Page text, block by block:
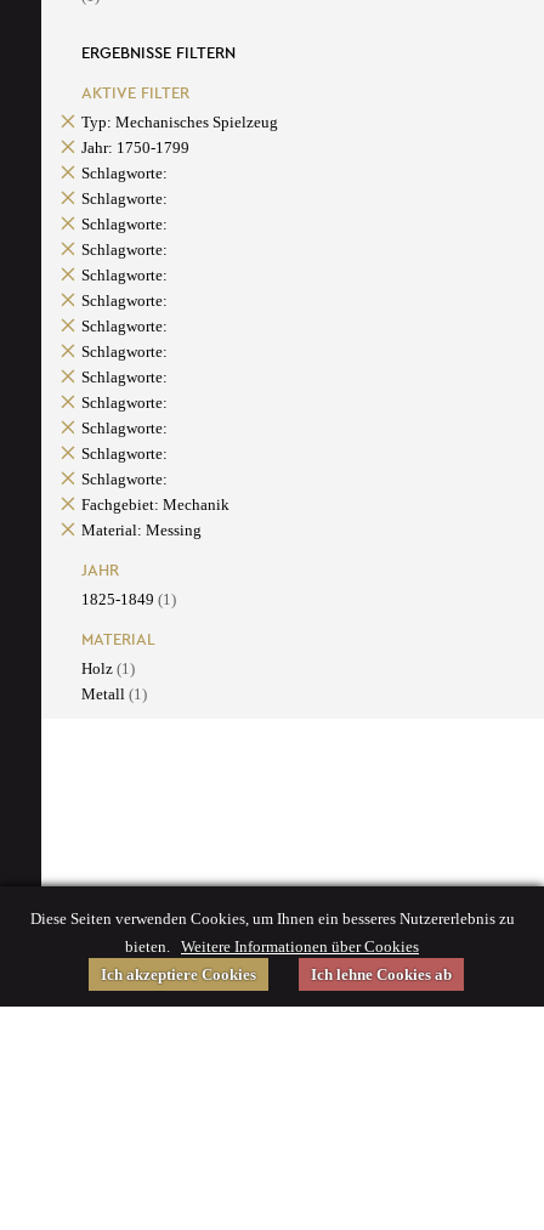
ERGEBNISSE FILTERN
AKTIVE FILTER
Typ: Mechanisches Spielzeug
Jahr: 1750-1799
Schlagworte:
Schlagworte:
Schlagworte:
Schlagworte:
Schlagworte:
Schlagworte:
Schlagworte:
Schlagworte:
Schlagworte:
Schlagworte:
Schlagworte:
Schlagworte:
Schlagworte:
Fachgebiet: Mechanik
Material: Messing
JAHR
1825-1849 (1)
MATERIAL
Holz (1)
Metall (1)
Diese Seiten verwenden Cookies, um Ihnen ein besseres Nutzererlebnis zu
bieten. Weitere Informationen über Cookies
Ich akzeptiere Cookies
Ich lehne Cookies ab